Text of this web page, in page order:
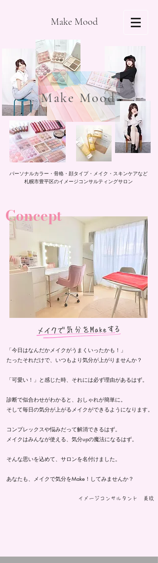
Make Mood
Make Mood
パーソナルカラー・骨格・顔タイプ・メイク・スキンケアなど
札幌市豊平区のイメージコンサルティングサロン
​Concept
「今日はなんだかメイクがうまくいったかも！」
たったそれだけで、いつもより気分が上がりませんか？
「可愛い！」と感じた時、それには必ず理由があるはず。
診断で似合わせがわかると、おしゃれが簡単に。
そして毎日の気分が上がるメイクができるようになります。
コンプレックスや悩みだって解消できるはず。
メイクはみんなが使える、気分upの魔法になるはず。
そんな思いを込めて、サロンを名付けました。
あなたも、メイクで気分をMake！してみませんか？
​イメージコンサルタント 美玖